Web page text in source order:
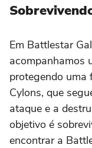
Em Battlestar
acompanhamos
protegendo uma
Cylons, que
ataque e a
objetivo é
encontrar a